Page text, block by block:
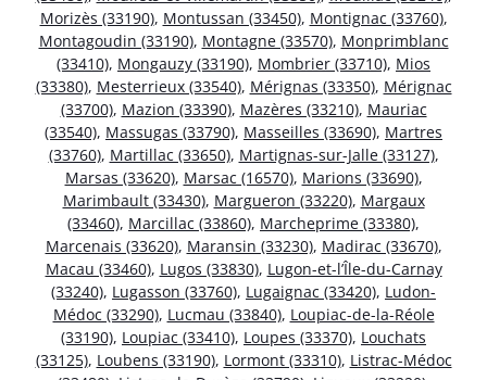
Morizès (33190), Montussan (33450), Montignac (33760),
Montagoudin (33190), Montagne (33570), Monprimblanc
(33410), Mongauzy (33190), Mombrier (33710), Mios
(33380), Mesterrieux (33540), Mérignas (33350), Mérignac
(33700), Mazion (33390), Mazères (33210), Mauriac
(33540), Massugas (33790), Masseilles (33690), Martres
(33760), Martillac (33650), Martignas-sur-Jalle (33127),
Marsas (33620), Marsac (16570), Marions (33690),
Marimbault (33430), Margueron (33220), Margaux
(33460), Marcillac (33860), Marcheprime (33380),
Marcenais (33620), Maransin (33230), Madirac (33670),
Macau (33460), Lugos (33830), Lugon-et-l’Île-du-Carnay
(33240), Lugasson (33760), Lugaignac (33420), Ludon-
Médoc (33290), Lucmau (33840), Loupiac-de-la-Réole
(33190), Loupiac (33410), Loupes (33370), Louchats
(33125), Loubens (33190), Lormont (33310), Listrac-Médoc